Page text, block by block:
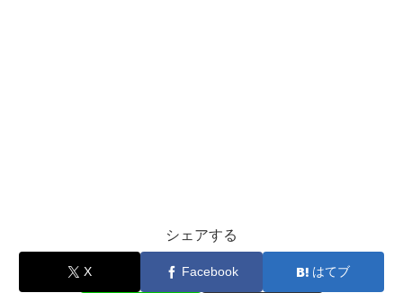
シェアする
X Facebook はてブ